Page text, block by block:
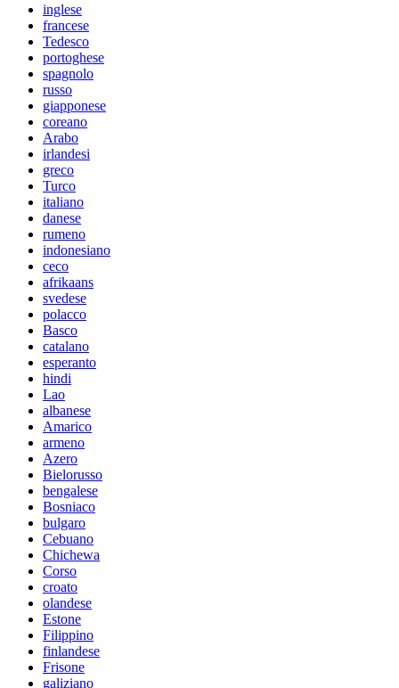
inglese
francese
Tedesco
portoghese
spagnolo
russo
giapponese
coreano
Arabo
irlandesi
greco
Turco
italiano
danese
rumeno
indonesiano
ceco
afrikaans
svedese
polacco
Basco
catalano
esperanto
hindi
Lao
albanese
Amarico
armeno
Azero
Bielorusso
bengalese
Bosniaco
bulgaro
Cebuano
Chichewa
Corso
croato
olandese
Estone
Filippino
finlandese
Frisone
galiziano